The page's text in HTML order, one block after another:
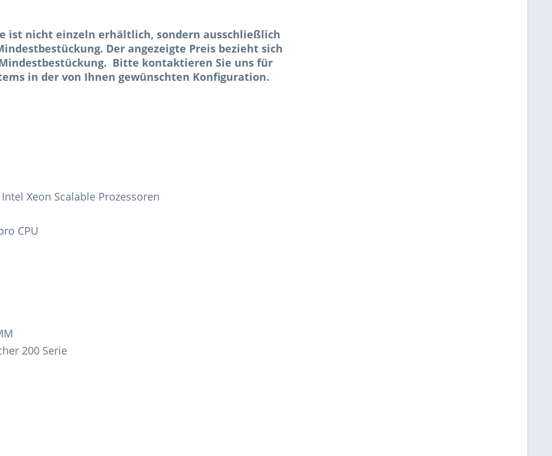
ist nicht einzeln erhältlich, sondern ausschließlich
Der angezeigte Preis bezieht sich
Bitte kontaktieren Sie uns für
in der von Ihnen gewünschten Konfiguration.
Xeon Scalable Prozessoren
CPU
200 Serie